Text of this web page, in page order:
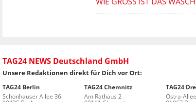
TAG24 NEWS Deutschland GmbH
Unsere Redaktionen direkt für Dich vor Ort:
TAG24 Berlin
Schönhauser Allee 36
TAG24 Chemnitz
Am Rathaus 2
TAG24
Ostra-